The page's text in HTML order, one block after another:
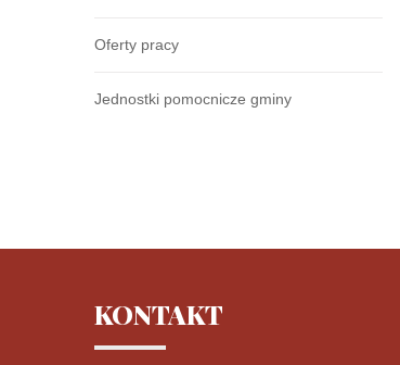
Oferty pracy
Jednostki pomocnicze gminy
KONTAKT